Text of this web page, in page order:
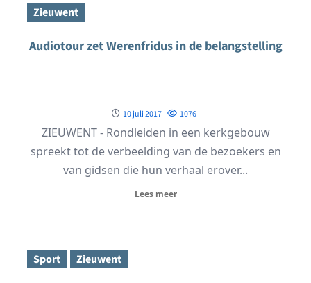
Zieuwent
Audiotour zet Werenfridus in de belangstelling
10 juli 2017 1076
ZIEUWENT - Rondleiden in een kerkgebouw
spreekt tot de verbeelding van de bezoekers en
van gidsen die hun verhaal erover...
Lees meer
Sport Zieuwent